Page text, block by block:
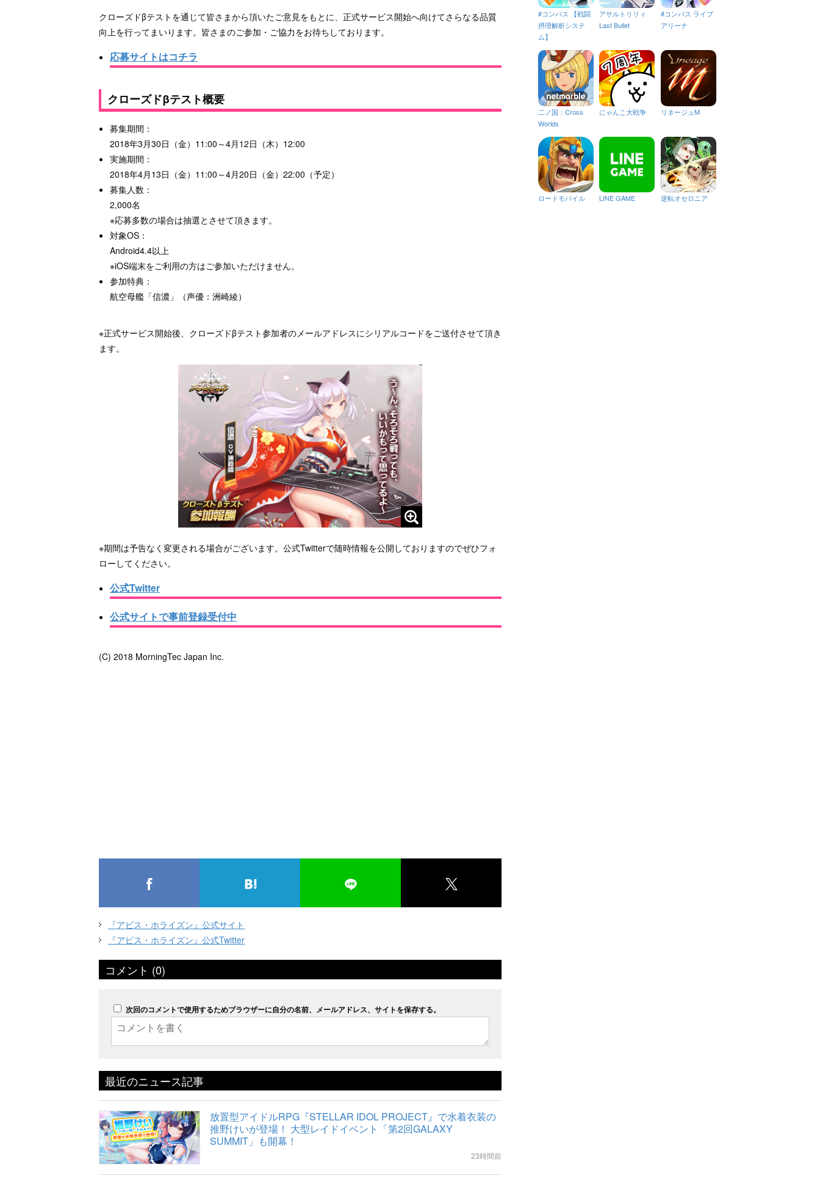
クローズドβテストを通じて皆さまから頂いたご意見をもとに、正式サービス開始へ向けてさらなる品質
向上を行ってまいります。皆さまのご参加・ご協力をお待ちしております。
応募サイトはコチラ
クローズドβテスト概要
募集期間：
2018年3月30日（金）11:00～4月12日（木）12:00
実施期間：
2018年4月13日（金）11:00～4月20日（金）22:00（予定）
募集人数：
2,000名
※応募多数の場合は抽選とさせて頂きます。
対象OS：
Android4.4以上
※iOS端末をご利用の方はご参加いただけません。
参加特典：
航空母艦「信濃」（声優：洲崎綾）
※正式サービス開始後、クローズドβテスト参加者のメールアドレスにシリアルコードをご送付させて頂き
ます。
※期間は予告なく変更される場合がございます。公式Twitterで随時情報を公開しておりますのでぜひフォ
ローしてください。
公式Twitter
公式サイトで事前登録受付中
(C) 2018 MorningTec Japan Inc.
『アビス・ホライズン』公式サイト
『アビス・ホライズン』公式Twitter
コメント (0)
次回のコメントで使用するためブラウザーに自分の名前、メールアドレス、サイトを保存する。
最近のニュース記事
放置型アイドルRPG『STELLAR IDOL PROJECT』で水着衣装の
推野けいが登場！ 大型レイドイベント「第2回GALAXY
SUMMIT」も開幕！
23時間前
#コンパス 【戦闘
摂理解析システ
ム】
アサルトリリィ
Last Bullet
#コンパス ライブ
アリーナ
二ノ国：Cross
Worlds
にゃんこ大戦争 リネージュM
ロードモバイル LINE GAME 逆転オセロニア